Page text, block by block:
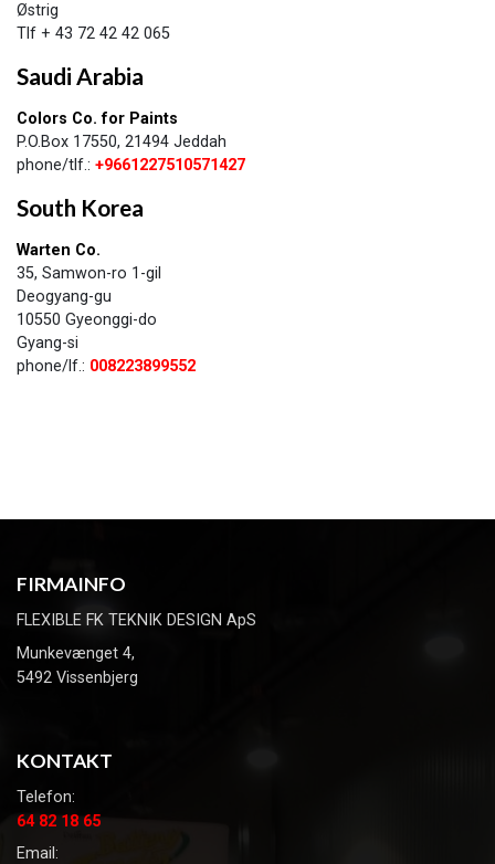
Østrig
​Tlf + 43 72 42 42 065
Saudi Arabia
Colors Co. for Paints
P.O.Box 17550, 21494 Jeddah
​phone/tlf.: +9661227510571427
South Korea
Warten Co.
35, Samwon-ro 1-gil
Deogyang-gu
10550 Gyeonggi-do
Gyang-si
phone/lf.: 008223899552
FIRMAINFO
FLEXIBLE FK TEKNIK DESIGN ApS
Munkevænget 4,
5492 Vissenbjerg
KONTAKT
Telefon:
64 82 18 65
Email: